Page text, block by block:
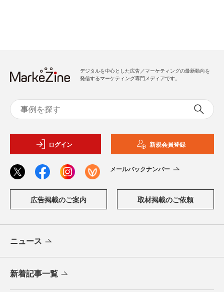
デジタルを中心とした広告／マーケティングの最新動向を
発信するマーケティング専門メディアです。
ログイン 新規会員登録
メールバックナンバー
広告掲載のご案内 取材掲載のご依頼
ニュース
新着記事一覧